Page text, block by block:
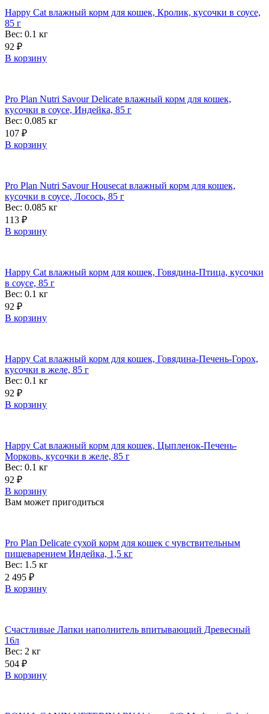
Happy Cat влажный корм для кошек, Кролик, кусочки в соусе,
85 г
Вес: 0.1 кг
92 ₽
В корзину
Pro Plan Nutri Savour Delicate влажный корм для кошек,
кусочки в соусе, Индейка, 85 г
Вес: 0.085 кг
107 ₽
В корзину
Pro Plan Nutri Savour Housecat влажный корм для кошек,
кусочки в соусе, Лосось, 85 г
Вес: 0.085 кг
113 ₽
В корзину
Happy Cat влажный корм для кошек, Говядина-Птица, кусочки
в соусе, 85 г
Вес: 0.1 кг
92 ₽
В корзину
Happy Cat влажный корм для кошек, Говядина-Печень-Горох,
кусочки в желе, 85 г
Вес: 0.1 кг
92 ₽
В корзину
Happy Cat влажный корм для кошек, Цыпленок-Печень-
Морковь, кусочки в желе, 85 г
Вес: 0.1 кг
92 ₽
В корзину
Вам может пригодиться
Pro Plan Delicate сухой корм для кошек с чувствительным
пищеварением Индейка, 1,5 кг
Вес: 1.5 кг
2 495 ₽
В корзину
Счастливые Лапки наполнитель впитывающий Древесный
16л
Вес: 2 кг
504 ₽
В корзину